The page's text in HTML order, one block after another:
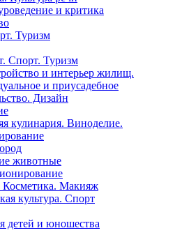
и критика
Туризм
Спорт. Туризм
и интерьер жилищ.
и приусадебное
Дизайн
кулинария. Виноделие.
животные
Косметика. Макияж
культура. Спорт
детей и юношества